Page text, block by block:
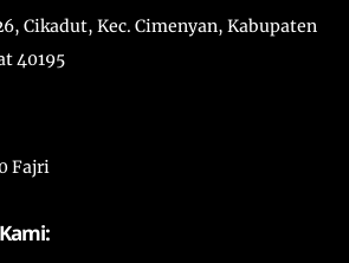
Cikadut, Kec. Cimenyan, Kabupaten
40195
Fajri